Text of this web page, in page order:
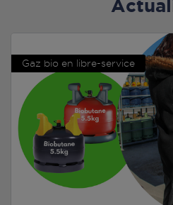
Gaz bio en libre-service